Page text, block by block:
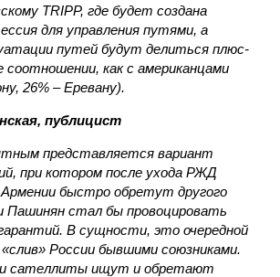
TRIPP, где будет создана
для управления путями, а
путей будут делиться плюс-
как с американцами
26% – Еревану).
публицист
представляется вариант
при котором после ухода РЖД
Армении быстро обретут другого
Пашинян стал бы провоцировать
В сущности, это очередной
России бывшими союзниками.
сателлиты ищут и обретают